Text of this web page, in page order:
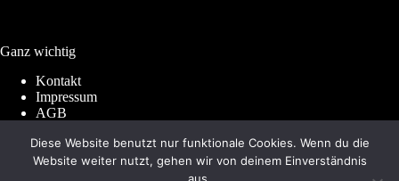
Ganz wichtig
Kontakt
Impressum
AGB
Datenschutz
Diese Website benutzt nur funktionale Cookies. Wenn du die
Website weiter nutzt, gehen wir von deinem Einverständnis